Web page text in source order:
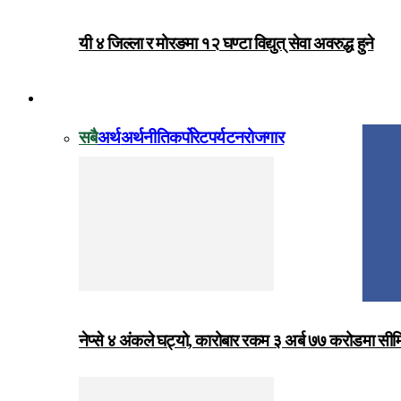
यी ४ जिल्ला र मोरङमा १२ घण्टा विद्युत् सेवा अवरुद्ध हुने
सबैअर्थअर्थनीतिकर्पोरेटपर्यटनरोजगार
नेप्से ४ अंकले घट्यो, कारोबार रकम ३ अर्ब ७७ करोडमा